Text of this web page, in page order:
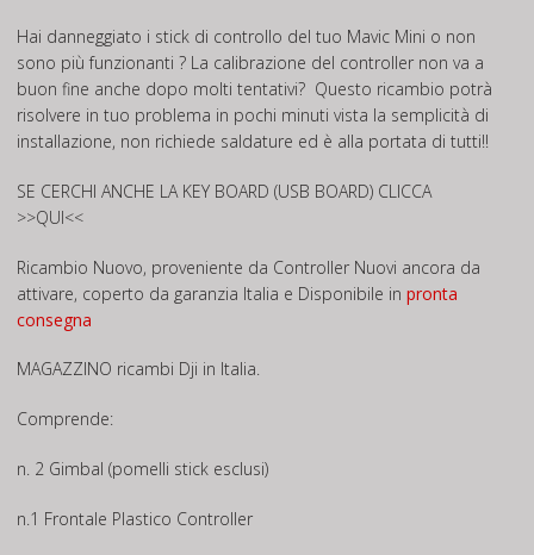
Hai danneggiato i stick di controllo del tuo Mavic Mini o non
sono più funzionanti ? La calibrazione del controller non va a
buon fine anche dopo molti tentativi? Questo ricambio potrà
risolvere in tuo problema in pochi minuti vista la semplicità di
installazione, non richiede saldature ed è alla portata di tutti!!
SE CERCHI ANCHE LA KEY BOARD (USB BOARD) CLICCA
>>QUI<<
Ricambio Nuovo, proveniente da Controller Nuovi ancora da
attivare, coperto da garanzia Italia e Disponibile in pronta
consegna
MAGAZZINO ricambi Dji in Italia.
Comprende:
n. 2 Gimbal (pomelli stick esclusi)
n.1 Frontale Plastico Controller